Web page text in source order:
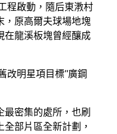
啟動，隨后東漖村
，原高爾夫球場地塊
在龍溪板塊曾經釀成
明星項目標“廣鋼
密集的處所，也刷
部片區全新計劃，